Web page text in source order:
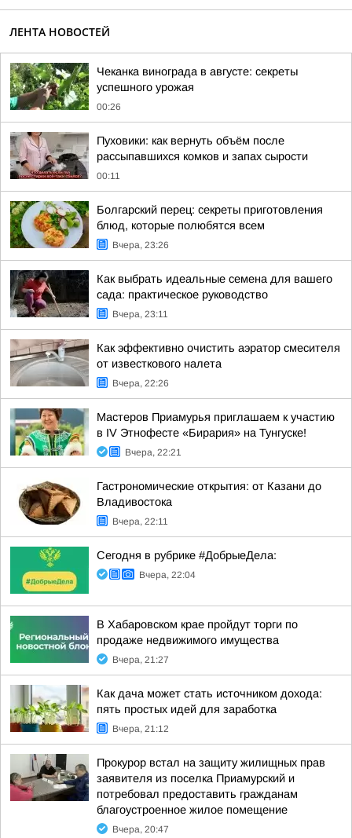
ЛЕНТА НОВОСТЕЙ
Чеканка винограда в августе: секреты
успешного урожая
00:26
Пуховики: как вернуть объём после
рассыпавшихся комков и запах сырости
00:11
Болгарский перец: секреты приготовления
блюд, которые полюбятся всем
Вчера, 23:26
Как выбрать идеальные семена для вашего
сада: практическое руководство
Вчера, 23:11
Как эффективно очистить аэратор смесителя
от известкового налета
Вчера, 22:26
Мастеров Приамурья приглашаем к участию
в IV Этнофесте «Бирария» на Тунгуске!
Вчера, 22:21
Гастрономические открытия: от Казани до
Владивостока
Вчера, 22:11
Сегодня в рубрике #ДобрыеДела:
Вчера, 22:04
В Хабаровском крае пройдут торги по
продаже недвижимого имущества
Вчера, 21:27
Как дача может стать источником дохода:
пять простых идей для заработка
Вчера, 21:12
Прокурор встал на защиту жилищных прав
заявителя из поселка Приамурский и
потребовал предоставить гражданам
благоустроенное жилое помещение
Вчера, 20:47